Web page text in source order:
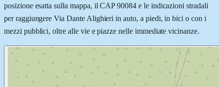
posizione esatta sulla mappa, il CAP 90084 e le indicazioni stradali
per raggiungere Via Dante Alighieri in auto, a piedi, in bici o con i
mezzi pubblici, oltre alle vie e piazze nelle immediate vicinanze.